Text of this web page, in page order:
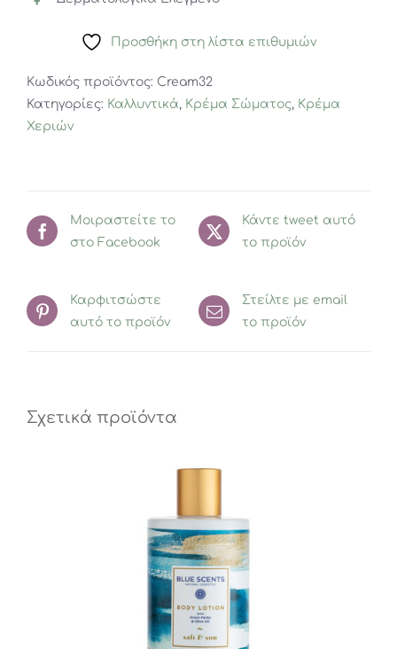
Προσθήκη στη λίστα επιθυμιών
Κωδικός προϊόντος: Cream32
Κατηγορίες: Καλλυντικά, Κρέμα Σώματος, Κρέμα
Χεριών
Μοιραστείτε το
στο Facebook
Κάντε tweet αυτό
το προϊόν
Καρφιτσώστε
αυτό το προϊόν
Στείλτε με email
το προϊόν
Σχετικά προϊόντα